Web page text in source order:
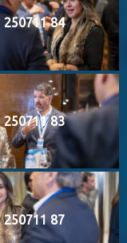
250711 84
250711 83
250711 87